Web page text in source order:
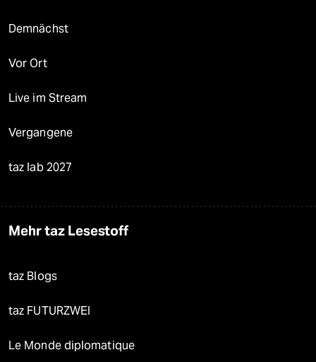
Demnächst
Vor Ort
Live im Stream
Vergangene
taz lab 2027
Mehr taz Lesestoff
taz Blogs
taz FUTURZWEI
Le Monde diplomatique